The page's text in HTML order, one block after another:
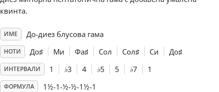
English
Español
квинта.
ИМЕ До-диез блусова гама
НОТИ До♯ Ми Фа♯ Сол Сол♯ Си До♯
ИНТЕРВАЛИ 1 ♭3 4 ♭5 5 ♭7 1
ФОРМУЛА 1½-1-½-½-1½-1